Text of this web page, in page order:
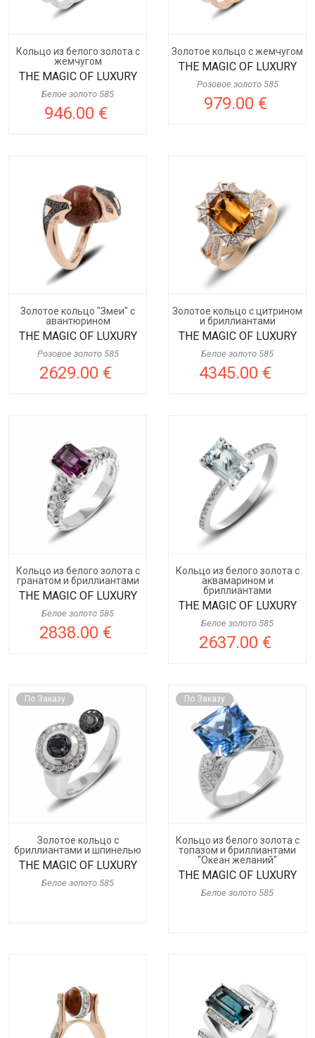
Кольцо из белого золота с
жемчугом
THE MAGIC OF LUXURY
Белое золото 585
946.00 €
Золотое кольцо с жемчугом
THE MAGIC OF LUXURY
Розовое золото 585
979.00 €
Золотое кольцо "Змеи" с
авантюрином
THE MAGIC OF LUXURY
Розовое золото 585
2629.00 €
Золотое кольцо с цитрином
и бриллиантами
THE MAGIC OF LUXURY
Белое золото 585
4345.00 €
Кольцо из белого золота с
гранатом и бриллиантами
THE MAGIC OF LUXURY
Белое золото 585
2838.00 €
Кольцо из белого золота с
аквамарином и
бриллиантами
THE MAGIC OF LUXURY
Белое золото 585
2637.00 €
По Заказу
Золотое кольцо с
бриллиантами и шпинелью
THE MAGIC OF LUXURY
Белое золото 585
По Заказу
Кольцо из белого золота с
топазом и бриллиантами
"Океан желаний"
THE MAGIC OF LUXURY
Белое золото 585